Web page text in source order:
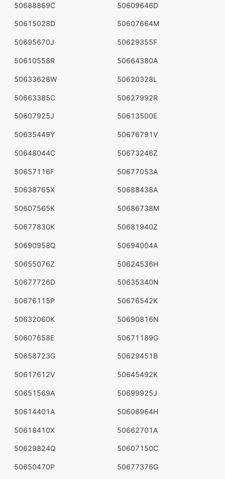
50688869C 50609646D
50615028D 50607664M
50695670J 50629355F
50610558R 50664380A
50633628W 50620328L
50663385C 50627992R
50607925J 50613500E
50635449Y 50676791V
50648044C 50673246Z
50657116F 50677053A
50638765X 50688438A
50607565K 50686738M
50677830K 50681940Z
50690958Q 50694004A
50655076Z 50624536H
50677726D 50635340N
50676115P 50676542K
50632060K 50690816N
50607658E 50671189G
50658723G 50629451B
50617612V 50645492K
50651569A 50699925J
50614401A 50606964H
50618410X 50662701A
50629824Q 50607150C
50650470P 50677376G